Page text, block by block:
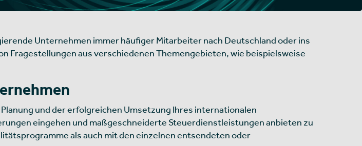
Unternehmen immer häufiger Mitarbeiter nach Deutschland oder ins
Fragestellungen aus verschiedenen Themengebieten, wie beispielsweise
und der erfolgreichen Umsetzung Ihres internationalen
eingehen und maßgeschneiderte Steuerdienstleistungen anbieten zu
als auch mit den einzelnen entsendeten oder